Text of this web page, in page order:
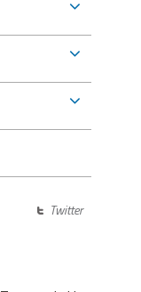
Twitter